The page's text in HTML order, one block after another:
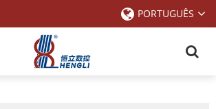
PORTUGUÊS